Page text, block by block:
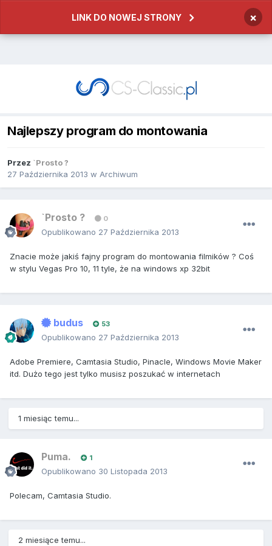
LINK DO NOWEJ STRONY ×
Najlepszy program do montowania
Przez `Prosto ?
27 Października 2013 w Archiwum
`Prosto ? 0
Opublikowano 27 Października 2013
Znacie może jakiś fajny program do montowania filmików ? Coś
w stylu Vegas Pro 10, 11 tyle, że na windows xp 32bit
budus 53
Opublikowano 27 Października 2013
Adobe Premiere, Camtasia Studio, Pinacle, Windows Movie Maker
itd. Dużo tego jest tylko musisz poszukać w internetach
1 miesiąc temu...
Puma. 1
Opublikowano 30 Listopada 2013
Polecam, Camtasia Studio.
2 miesiące temu...